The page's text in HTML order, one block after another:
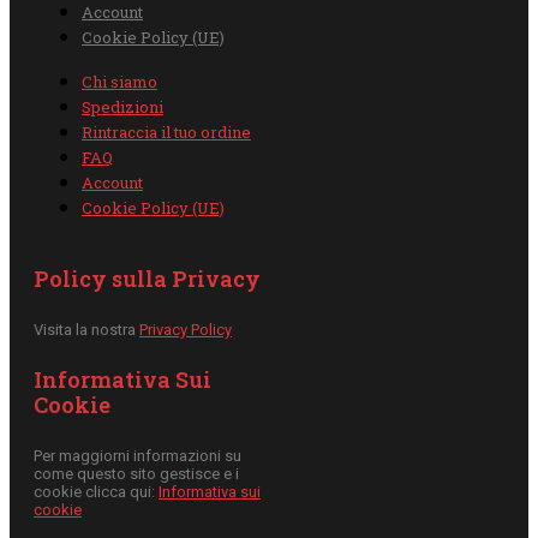
Account
Cookie Policy (UE)
Chi siamo
Spedizioni
Rintraccia il tuo ordine
FAQ
Account
Cookie Policy (UE)
Policy sulla Privacy
Visita la nostra Privacy Policy
Informativa Sui
Cookie
Per maggiorni informazioni su
come questo sito gestisce e i
cookie clicca qui: Informativa sui
cookie